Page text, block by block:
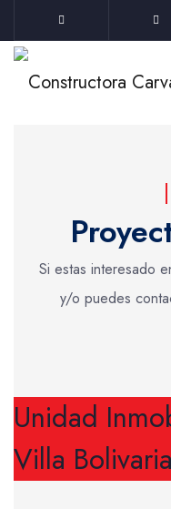
Si estas interesado
y/o puedes
Unidad
Villa